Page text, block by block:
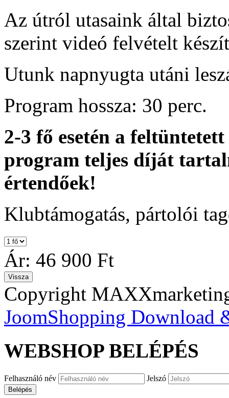
Az útról utasaink által
szerint videó felvételt
Utunk napnyugta utáni
Program hossza: 30 perc.
2-3 fő esetén a
program teljes díját
értendőek!
Klubtámogatás, pártolói
Ár: 46 900 Ft
Copyright
JoomShopping Download
WEBSHOP BELÉPÉS
Felhasználó név Jelszó
Belépés